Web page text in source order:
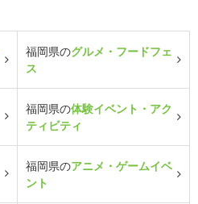
福岡県のグルメ・フードフェ
ス
福岡県の体験イベント・アク
ティビティ
福岡県のアニメ・ゲームイベ
ント